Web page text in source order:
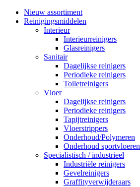
Nieuw assortiment
Reinigingsmiddelen
Interieur
Interieurreinigers
Glasreinigers
Sanitair
Dagelijkse reinigers
Periodieke reinigers
Toiletreinigers
Vloer
Dagelijkse reinigers
Periodieke reinigers
Tapijtreinigers
Vloerstrippers
Onderhoud/Polymeren
Onderhoud sportvloeren
Specialistisch / industrieel
Industriële reinigers
Gevelreinigers
Graffityverwijderaars